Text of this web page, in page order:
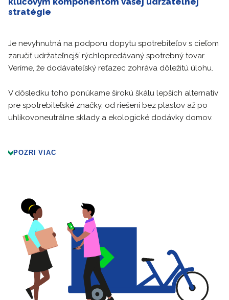
stratégie
Je nevyhnutná na podporu dopytu spotrebiteľov s cieľom
zaručiť udržateľnejší rýchlopredávaný spotrebný tovar.
Veríme, že dodávateľský reťazec zohráva dôležitú úlohu.
V dôsledku toho ponúkame širokú škálu lepších alternatív
pre spotrebiteľské značky, od riešení bez plastov až po
uhlíkovoneutrálne sklady a ekologické dodávky domov.
POZRI VIAC